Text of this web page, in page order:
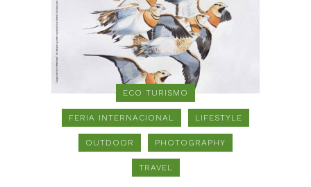
ECO TURISMO
FERIA INTERNACIONAL LIFESTYLE
OUTDOOR PHOTOGRAPHY
TRAVEL